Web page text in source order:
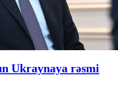
Ukraynaya rəsmi